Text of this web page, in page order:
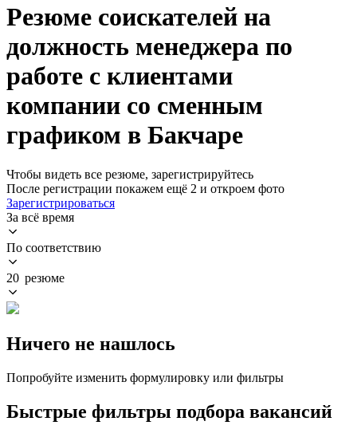
Резюме соискателей на
должность менеджера по
работе с клиентами
компании со сменным
графиком в Бакчаре
Чтобы видеть все резюме, зарегистрируйтесь
После регистрации покажем ещё 2 и откроем фото
Зарегистрироваться
За всё время
По соответствию
20 резюме
Ничего не нашлось
Попробуйте изменить формулировку или фильтры
Быстрые фильтры подбора вакансий